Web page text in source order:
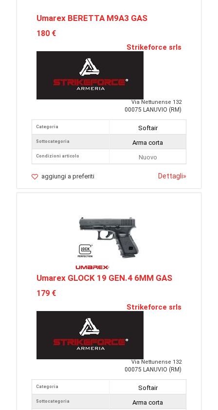
Umarex BERETTA M9A3 GAS
180 €
Strikeforce srls
Via Nettunense 132
00075 LANUVIO (RM)
Categoria
Sottocategoria
Condizioni articolo
Softair
Arma corta
Nuovo
aggiungi a preferiti Dettagli»
Umarex GLOCK 19 GEN.4 6MM GAS
179 €
Strikeforce srls
Via Nettunense 132
00075 LANUVIO (RM)
Categoria
Sottocategoria
Softair
Arma corta